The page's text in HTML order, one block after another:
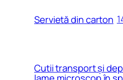
Servietă din carton
Cutii transport și